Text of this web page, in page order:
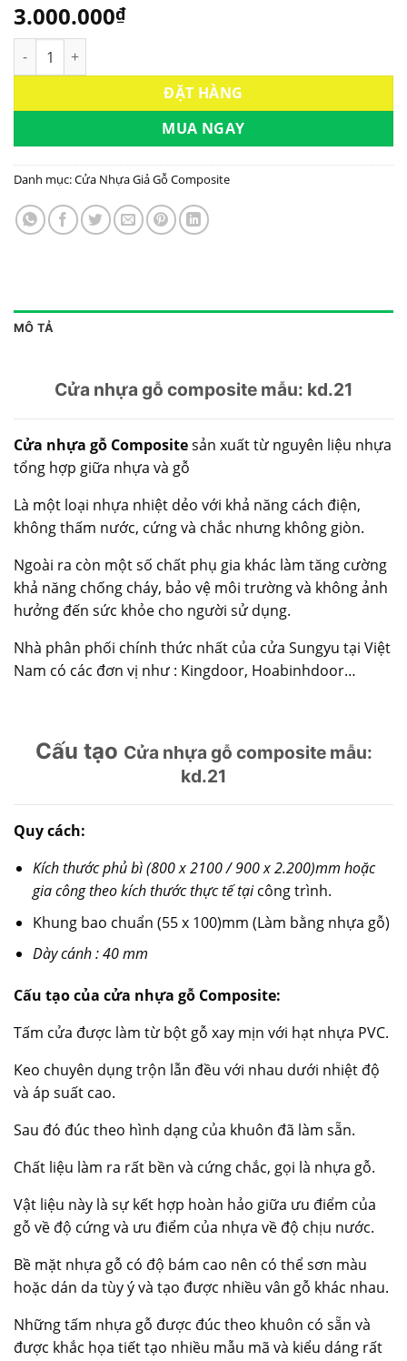
3.000.000₫
Cửa Nhựa Gỗ Composite Mẫu: KD.21 số lượng
ĐẶT HÀNG
MUA NGAY
Danh mục:Cửa Nhựa Giả Gỗ Composite
MÔ TẢ
Cửa nhựa gỗ composite mẫu: kd.21
Cửa nhựa gỗ Compositesản xuất từ nguyên liệu nhựa
tổng hợp giữa nhựa và gỗ
Là một loại nhựa nhiệt dẻo với khả năng cách điện,
không thấm nước, cứng và chắc nhưng không giòn.
Ngoài ra còn một số chất phụ gia khác làm tăng cường
khả năng chống cháy, bảo vệ môi trường và không ảnh
hưởng đến sức khỏe cho người sử dụng.
Nhà phân phối chính thức nhất của cửa Sungyu tại Việt
Nam có các đơn vị như : Kingdoor, Hoabinhdoor…
Cấu tạo Cửa nhựa gỗ composite mẫu:
kd.21
Quy cách:
Kích thước phủ bì (800 x 2100 / 900 x 2.200)mm hoặc
gia công theo kích thước thực tế tạicông trình.
Khung bao chuẩn (55 x 100)mm (Làm bằng nhựa gỗ)
Dày cánh : 40 mm
Cấu tạo của cửa nhựa gỗ Composite:
Tấm cửa được làm từ bột gỗ xay mịn với hạt nhựa PVC.
Keo chuyên dụng trộn lẫn đều với nhau dưới nhiệt độ
và áp suất cao.
Sau đó đúc theo hình dạng của khuôn đã làm sẵn.
Chất liệu làm ra rất bền và cứng chắc, gọi là nhựa gỗ.
Vật liệu này là sự kết hợp hoàn hảo giữa ưu điểm của
gỗ về độ cứng và ưu điểm của nhựa về độ chịu nước.
Bề mặt nhựa gỗ có độ bám cao nên có thể sơn màu
hoặc dán da tùy ý và tạo được nhiều vân gỗ khác nhau.
Những tấm nhựa gỗ được đúc theo khuôn có sẵn và
được khắc họa tiết tạo nhiều mẫu mã và kiểu dáng rất